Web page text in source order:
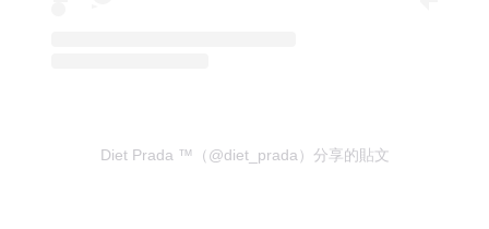
Diet Prada ™（@diet_prada）分享的貼文